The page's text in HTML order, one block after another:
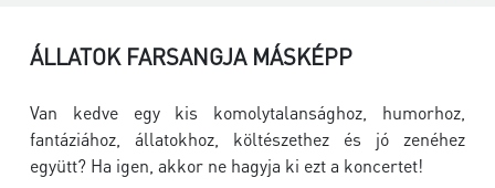
ÁLLATOK FARSANGJA MÁSKÉPP
Van kedve egy kis komolytalansághoz, humorhoz,
fantáziához, állatokhoz, költészethez és jó zenéhez
együtt? Ha igen, akkor ne hagyja ki ezt a koncertet!